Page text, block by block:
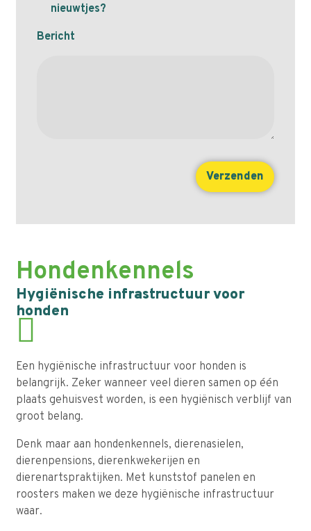
nieuwtjes?
Bericht
Hondenkennels
Hygiënische infrastructuur voor
honden
Een hygiënische infrastructuur voor honden is
belangrijk. Zeker wanneer veel dieren samen op één
plaats gehuisvest worden, is een hygiënisch verblijf van
groot belang.
Denk maar aan hondenkennels, dierenasielen,
dierenpensions, dierenkwekerijen en
dierenartspraktijken. Met kunststof panelen en
roosters maken we deze hygiënische infrastructuur
waar.